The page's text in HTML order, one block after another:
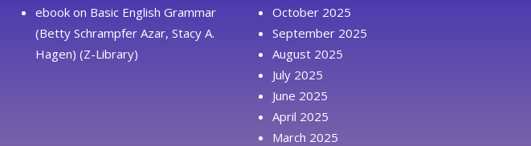
ebook on Basic English Grammar
(Betty Schrampfer Azar, Stacy A.
Hagen) (Z-Library)
October 2025
September 2025
August 2025
July 2025
June 2025
April 2025
March 2025